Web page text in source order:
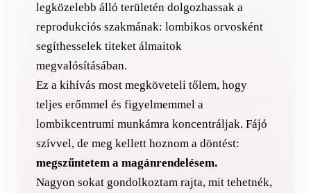
legközelebb álló területén dolgozhassak a
reprodukciós szakmának: lombikos orvosként
segíthesselek titeket álmaitok
megvalósításában.
Ez a kihívás most megköveteli tőlem, hogy
teljes erőmmel és figyelmemmel a
lombikcentrumi munkámra koncentráljak. Fájó
szívvel, de meg kellett hoznom a döntést:
megszűntetem a magánrendelésem.
Nagyon sokat gondolkoztam rajta, mit tehetnék,